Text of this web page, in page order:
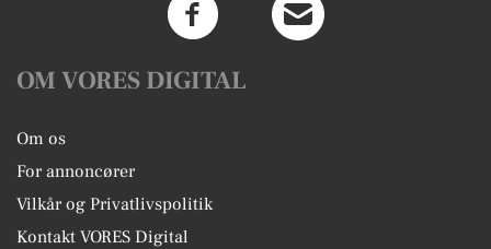
OM VORES DIGITAL
Om os
For annoncører
Vilkår og Privatlivspolitik
Kontakt VORES Digital